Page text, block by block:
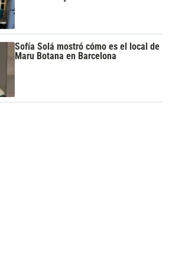
Sofía Solá mostró cómo es el local de
Maru Botana en Barcelona